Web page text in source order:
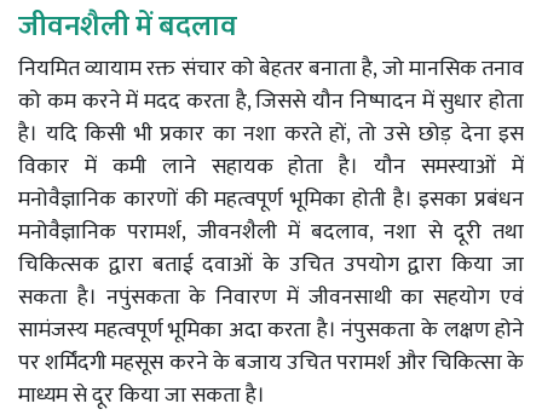
जीवनशैलीमेंबदलाव
नियमितव्यायामरक्तसंचारकोबेहतरबनाताहै,जोमानसिकतनाव
कोकमकरनेमेंमददकरताहै,जिससेयौननिष्पादनमेंसुधारहोता
है। यदि किसी भी प्रकार का नशा करते हों, तो उसे छोड़ देना इस
विकार में कमी लाने सहायक होता है। यौन समस्याओं में
मनोवैज्ञानिक कारणों कीमहत्वपूर्ण भूमिका होती है। इसका प्रबंधन
मनोवैज्ञानिक परामर्श, जीवनशैली में बदलाव,नशा से दूरी तथा
चिकित्सक द्वारा बताई दवाओं के उचित उपयोग द्वारा किया जा
सकता है। नपुंसकता के निवारण में जीवनसाथी का सहयोग एवं
सामंजस्यमहत्वपूर्णभूमिका अदाकरताहै। नंपुसकताकेलक्षणहोने
परशर्मिंदगीमहसूसकरनेकेबजायउचितपरामर्शऔरचिकित्साके
माध्यमसेदूरकियाजासकताहै।